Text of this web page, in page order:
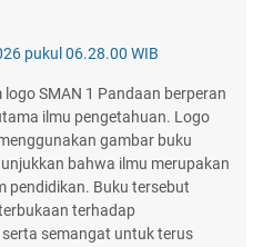
pukul 06.28.00 WIB
SMAN 1 Pandaan berperan
ilmu pengetahuan. Logo
gambar buku
bahwa ilmu merupakan
pendidikan. Buku tersebut
terhadap
semangat untuk terus